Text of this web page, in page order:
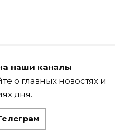
наши каналы
о главных новостях и
дня.